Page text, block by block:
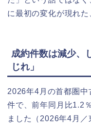
に最初の変化が現れた
成約件数は減少、
じれ」
2026年4月の首都圏
件で、前年同月比1.2
ました（2026年4月